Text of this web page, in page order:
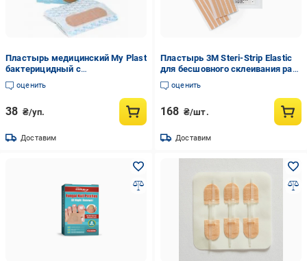
Пластырь медицинский My Plast
бактерицидный с
хлоргексидином 25 мм х 72 мм
стерильные 20 шт.
оценить
38 ₴/уп.
Доставим
Пластырь 3М Steri-Strip Elastic
для бесшовного склеивания ран
6x100 мм (AN001532)
оценить
168 ₴/шт.
Доставим